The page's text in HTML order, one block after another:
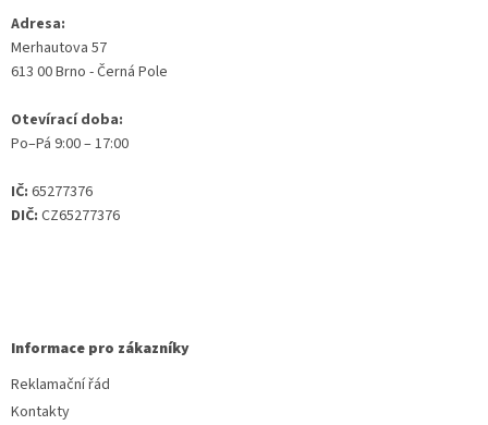
Adresa:
Merhautova 57
613 00 Brno - Černá Pole
Otevírací doba:
Po–Pá 9:00 – 17:00
IČ: 65277376
DIČ: CZ65277376
Informace pro zákazníky
Reklamační řád
Kontakty